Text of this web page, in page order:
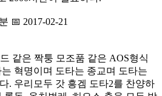
📅 2017-02-21
같은 짝퉁 모조품 같은 AOS형식
혁명이며 도타는 종교며 도타는
. 우리모두 갓 흥겜 도타2를 찬양하